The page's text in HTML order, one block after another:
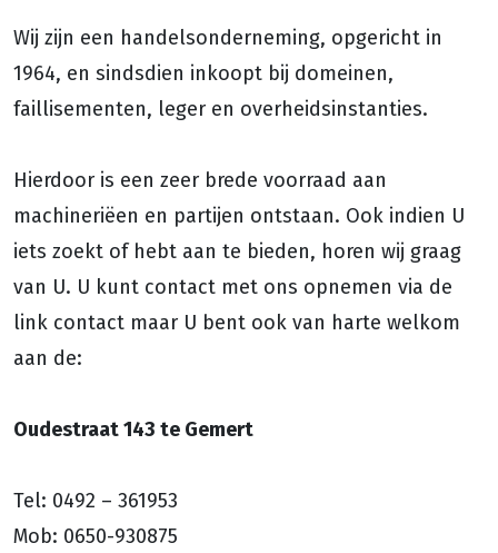
Wij zijn een handelsonderneming, opgericht in
1964, en sindsdien inkoopt bij domeinen,
faillisementen, leger en overheidsinstanties.
Hierdoor is een zeer brede voorraad aan
machineriëen en partijen ontstaan. Ook indien U
iets zoekt of hebt aan te bieden, horen wij graag
van U. U kunt contact met ons opnemen via de
link contact maar U bent ook van harte welkom
aan de:
Oudestraat 143 te Gemert
Tel: 0492 – 361953
Mob: 0650-930875